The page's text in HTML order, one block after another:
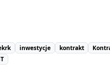
inwestycje kontrakt